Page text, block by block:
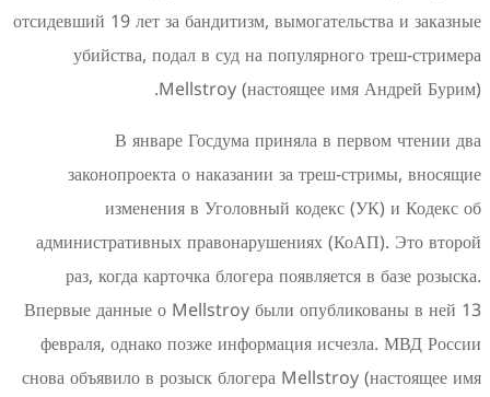
отсидевший 19 лет за бандитизм,
убийства, подал в суд на
Mellstroy (настоящее имя
В январе Госдума приняла в
законопроекта о наказании за треш-
изменения в Уголовный кодекс
административных правонарушениях
раз, когда карточка блогера
Впервые данные о Mellstroy были
февраля, однако позже информация
снова объявило в розыск блогера Mellstroy